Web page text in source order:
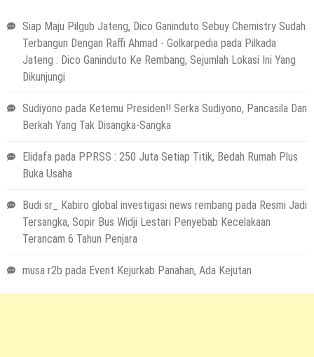
Siap Maju Pilgub Jateng, Dico Ganinduto Sebuy Chemistry Sudah
Terbangun Dengan Raffi Ahmad - Golkarpedia pada Pilkada
Jateng : Dico Ganinduto Ke Rembang, Sejumlah Lokasi Ini Yang
Dikunjungi
Sudiyono pada Ketemu Presiden!! Serka Sudiyono, Pancasila Dan
Berkah Yang Tak Disangka-Sangka
Elidafa pada PPRSS : 250 Juta Setiap Titik, Bedah Rumah Plus
Buka Usaha
Budi sr_ Kabiro global investigasi news rembang pada Resmi Jadi
Tersangka, Sopir Bus Widji Lestari Penyebab Kecelakaan
Terancam 6 Tahun Penjara
musa r2b pada Event Kejurkab Panahan, Ada Kejutan